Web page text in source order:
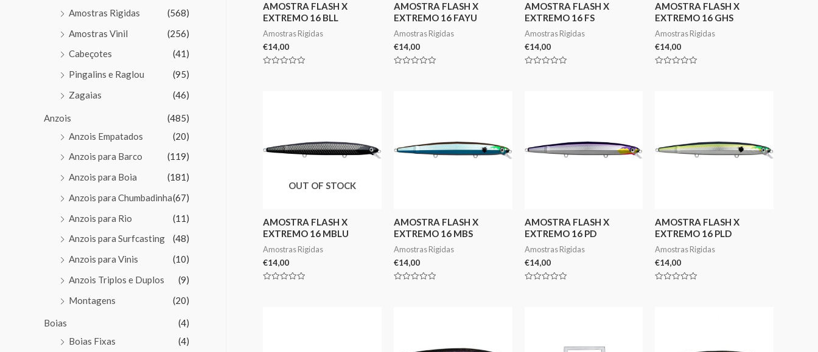
Amostras Rigidas
(568)
Amostras Vinil
(256)
Cabeçotes
(41)
Pingalins e Raglou
(95)
Zagaias
(46)
Anzois
(485)
Anzois Empatados
(20)
Anzois para Barco
(119)
Anzois para Boia
(181)
Anzois para Chumbadinha(67)
Anzois para Rio
(11)
Anzois para Surfcasting
(48)
Anzois para Vinis
(10)
Anzois Triplos e Duplos
(9)
Montagens
(20)
Boias
(4)
Boias Fixas
(4)
AMOSTRA FLASH X
EXTREMO 16 BLL
Amostras Rigidas
€14,00
AMOSTRA FLASH X
EXTREMO 16 FAYU
Amostras Rigidas
€14,00
AMOSTRA FLASH X
EXTREMO 16 FS
Amostras Rigidas
€14,00
AMOSTRA FLASH X
EXTREMO 16 GHS
Amostras Rigidas
€14,00
OUT OF STOCK
AMOSTRA FLASH X
EXTREMO 16 MBLU
Amostras Rigidas
€14,00
AMOSTRA FLASH X
EXTREMO 16 MBS
Amostras Rigidas
€14,00
AMOSTRA FLASH X
EXTREMO 16 PD
Amostras Rigidas
€14,00
AMOSTRA FLASH X
EXTREMO 16 PLD
Amostras Rigidas
€14,00